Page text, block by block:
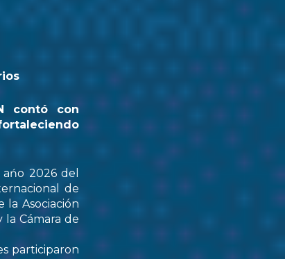
contó con
2026 del
de
la Asociación
la Cámara de
participaron